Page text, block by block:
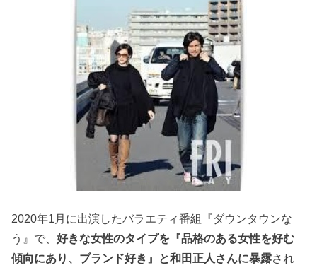
2020年1月に出演したバラエティ番組『ダウンタウンな
う』で、好きな女性のタイプを『品格のある女性を好む
傾向にあり、ブランド好き』と和田正人さんに暴露され